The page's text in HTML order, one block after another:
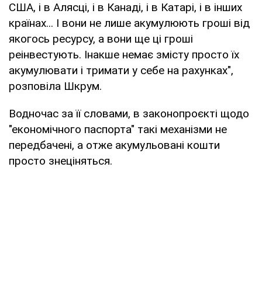
США, і в Алясці, і в Канаді, і в Катарі, і в інших
країнах... І вони не лише акумулюють гроші від
якогось ресурсу, а вони ще ці гроші
реінвестують. Інакше немає змісту просто їх
акумулювати і тримати у себе на рахунках",
розповіла Шкрум.
Водночас за її словами, в законопроєкті щодо
"економічного паспорта" такі механізми не
передбачені, а отже акумульовані кошти
просто знеціняться.